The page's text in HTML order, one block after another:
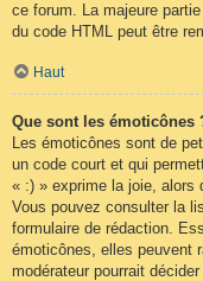
ce forum. La majeure
du code HTML peut être
Haut
Que sont les émoticônes
Les émoticônes sont de
un code court et qui
« :) » exprime la joie, alors
Vous pouvez consulter la
formulaire de rédaction.
émoticônes, elles peuvent
modérateur pourrait